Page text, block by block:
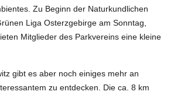
Zu Beginn der Naturkundlichen
Liga Osterzgebirge am Sonntag,
Mitglieder des Parkvereins eine kleine
gibt es aber noch einiges mehr an
zu entdecken. Die ca. 8 km